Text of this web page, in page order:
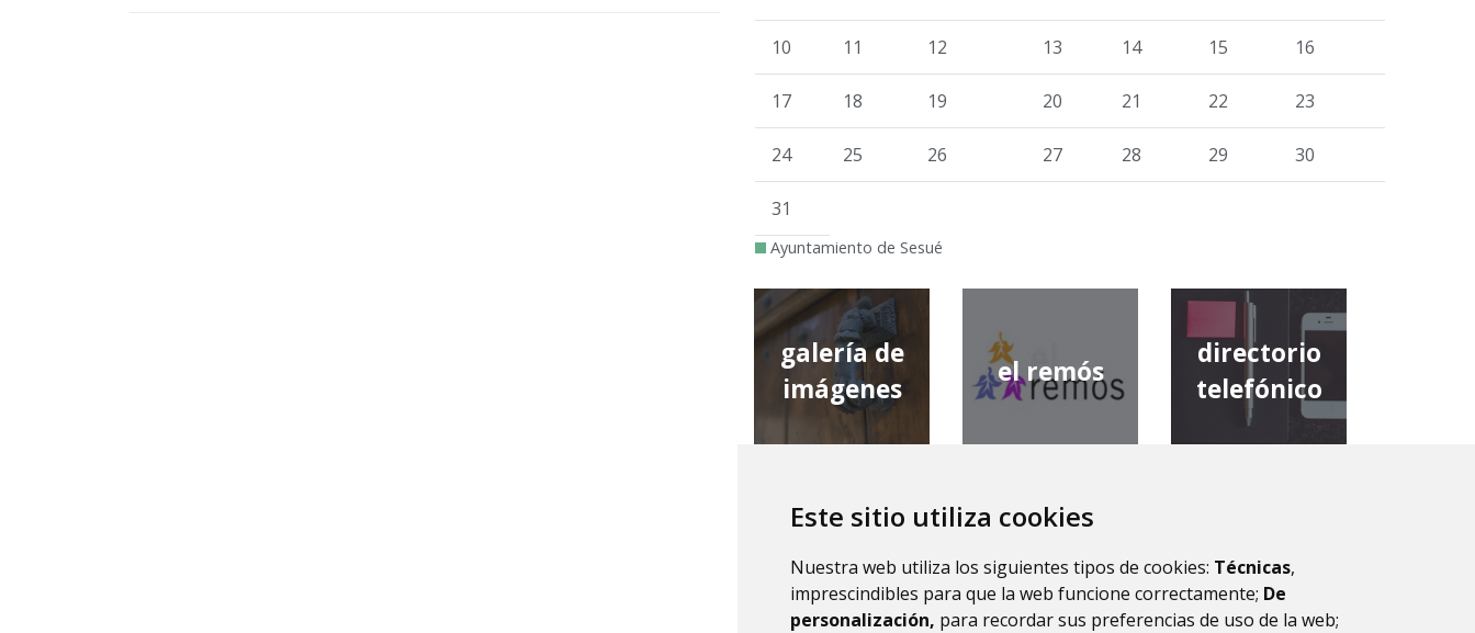
Este sitio utiliza cookies
Nuestra web utiliza los siguientes tipos de cookies: Técnicas,
imprescindibles para que la web funcione correctamente; De
personalización, para recordar sus preferencias de uso de la web;
10 11 12 13 14 15 16
17 18 19 20 21 22 23
24 25 26 27 28 29 30
31
Ayuntamiento de Sesué
galería de
imágenes
el remós
directorio
telefónico
hace
la ribagorza
provincial de
huesca